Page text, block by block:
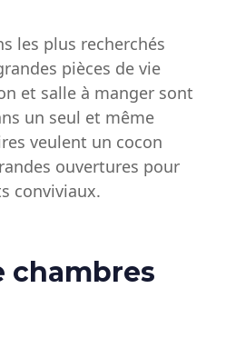
les plus recherchés
pièces de vie
et salle à manger sont
un seul et même
veulent un cocon
ouvertures pour
conviviaux.
chambres